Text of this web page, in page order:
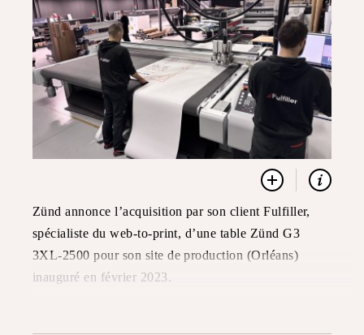
Zünd annonce l’acquisition par son client Fulfiller,
spécialiste du web-to-print, d’une table Zünd G3
3XL-2500 pour son site de production (Orléans)
inauguré en février 2023.